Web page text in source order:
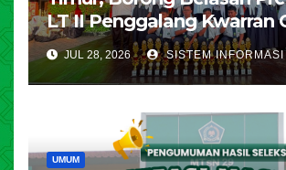
LT II Penggalang Kwarran
JUL 28, 2026 SISTEM INFORMASI
UMUM